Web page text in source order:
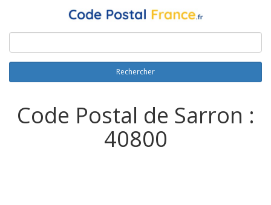
Rechercher
Code Postal de Sarron :
40800